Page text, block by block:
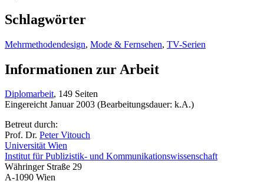
Schlagwörter
Mehrmethodendesign, Mode & Fernsehen, TV-Serien
Informationen zur Arbeit
Diplomarbeit, 149 Seiten
Eingereicht Januar 2003 (Bearbeitungsdauer: k.A.)
Betreut durch:
Prof. Dr. Peter Vitouch
Universität Wien
Institut für Publizistik- und Kommunikationswissenschaft
Währinger Straße 29
A-1090 Wien